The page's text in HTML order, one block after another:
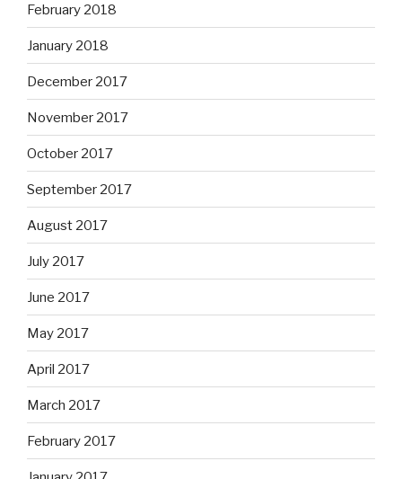
February 2018
January 2018
December 2017
November 2017
October 2017
September 2017
August 2017
July 2017
June 2017
May 2017
April 2017
March 2017
February 2017